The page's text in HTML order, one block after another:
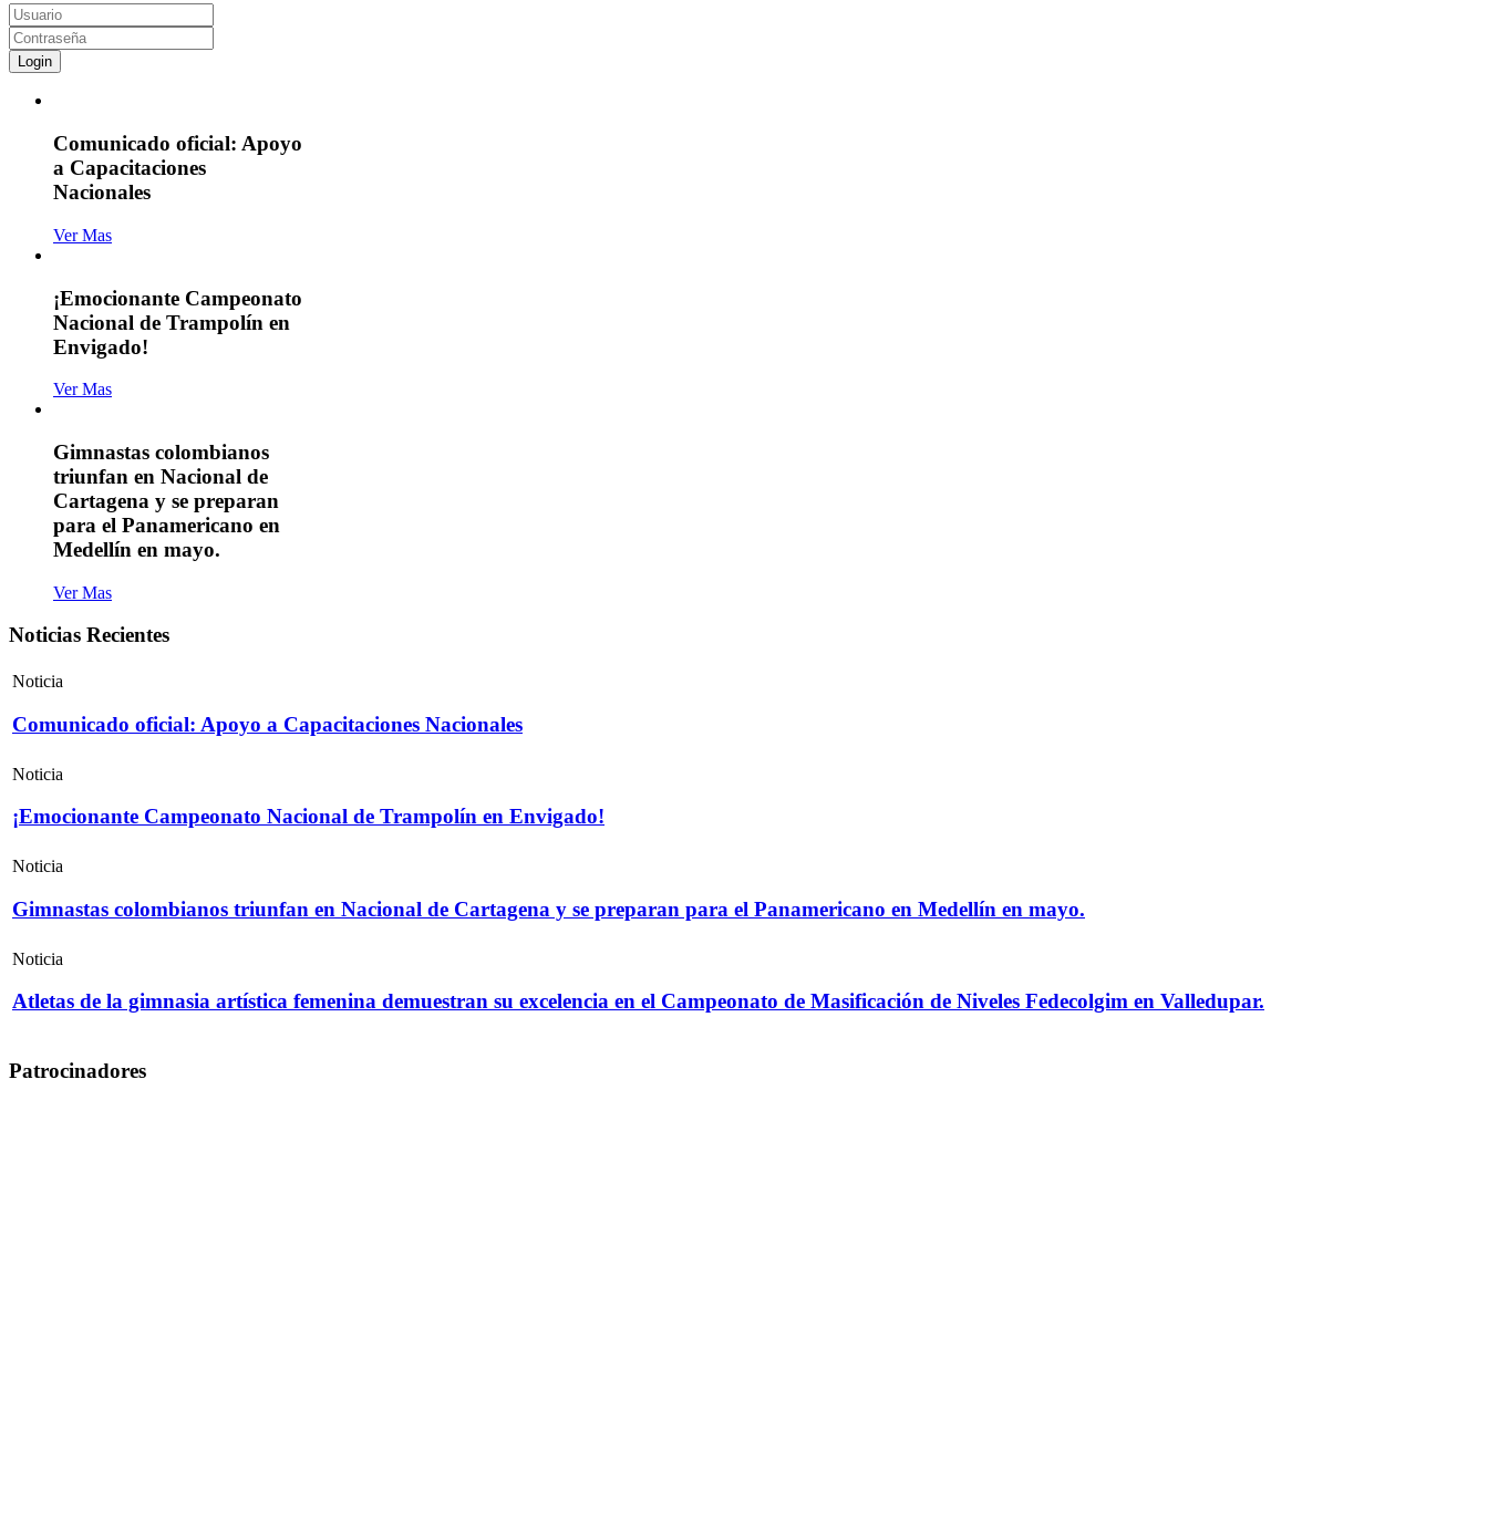
Login
Comunicado oficial: Apoyo
a Capacitaciones
Nacionales
Ver Mas
¡Emocionante Campeonato
Nacional de Trampolín en
Envigado!
Ver Mas
Gimnastas colombianos
triunfan en Nacional de
Cartagena y se preparan
para el Panamericano en
Medellín en mayo.
Ver Mas
Noticias Recientes
Noticia
Comunicado oficial: Apoyo a Capacitaciones Nacionales
Noticia
¡Emocionante Campeonato Nacional de Trampolín en Envigado!
Noticia
Gimnastas colombianos triunfan en Nacional de Cartagena y se preparan para el Panamericano en Medellín en mayo.
Noticia
Atletas de la gimnasia artística femenina demuestran su excelencia en el Campeonato de Masificación de Niveles Fedecolgim en Valledupar.
Patrocinadores